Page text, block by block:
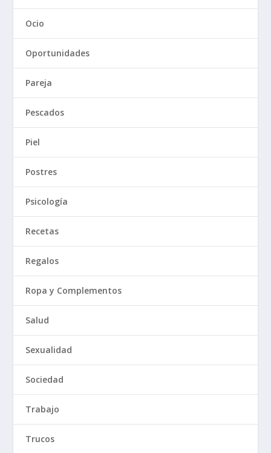
Ocio
Oportunidades
Pareja
Pescados
Piel
Postres
Psicología
Recetas
Regalos
Ropa y Complementos
Salud
Sexualidad
Sociedad
Trabajo
Trucos